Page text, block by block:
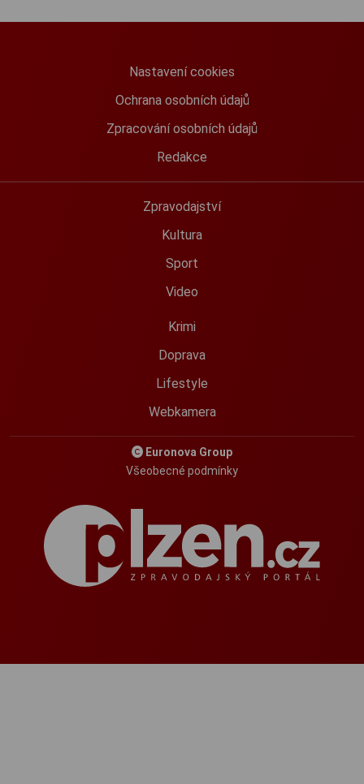
Nastavení cookies
Ochrana osobních údajů
Zpracování osobních údajů
Redakce
Zpravodajství
Kultura
Sport
Video
Krimi
Doprava
Lifestyle
Webkamera
Euronova Group
Všeobecné podmínky